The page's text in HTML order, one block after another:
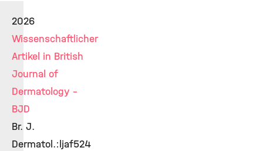
2026
Wissenschaftlicher
Artikel in British
Journal of
Dermatology -
BJD
Br. J.
Dermatol.:ljaf524